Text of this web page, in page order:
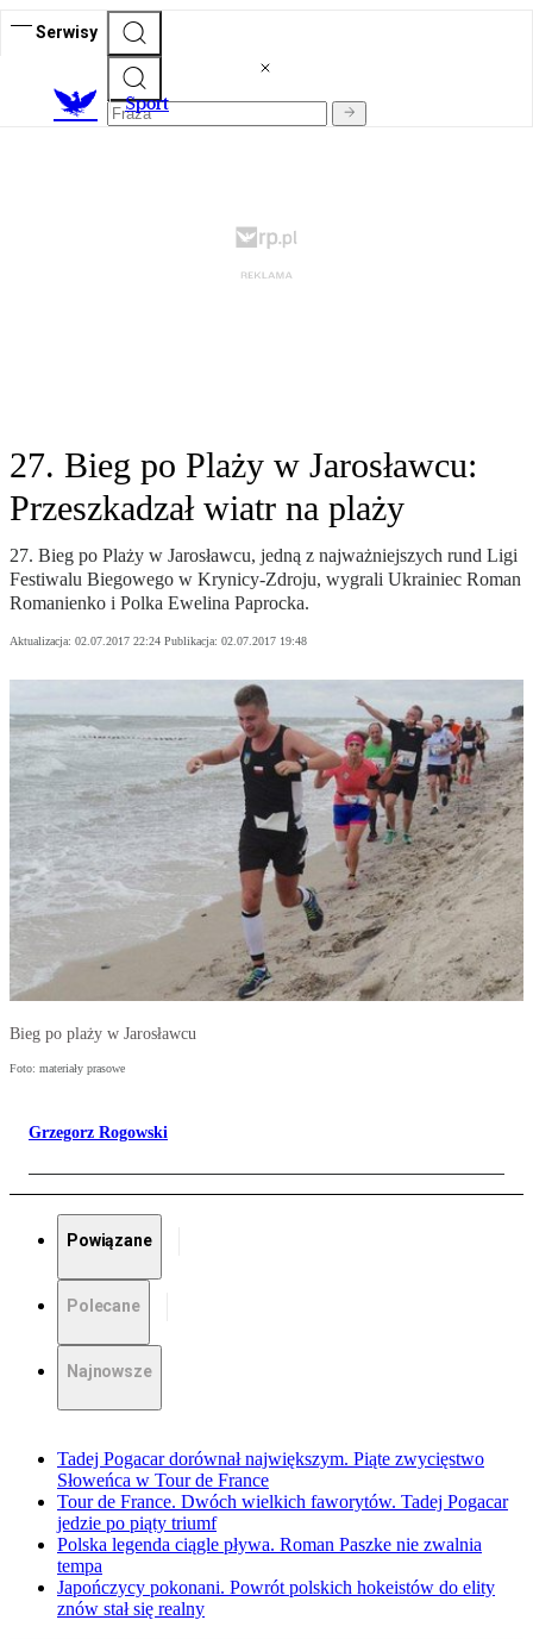
Serwisy
Sport
27. Bieg po Plaży w Jarosławcu:
Przeszkadzał wiatr na plaży
27. Bieg po Plaży w Jarosławcu, jedną z najważniejszych rund Ligi
Festiwalu Biegowego w Krynicy-Zdroju, wygrali Ukrainiec Roman
Romanienko i Polka Ewelina Paprocka.
Aktualizacja: 02.07.2017 22:24 Publikacja: 02.07.2017 19:48
Bieg po plaży w Jarosławcu
Foto: materiały prasowe
Grzegorz Rogowski
Powiązane
Polecane
Najnowsze
Tadej Pogacar dorównał największym. Piąte zwycięstwo
Słoweńca w Tour de France
Tour de France. Dwóch wielkich faworytów. Tadej Pogacar
jedzie po piąty triumf
Polska legenda ciągle pływa. Roman Paszke nie zwalnia
tempa
Japończycy pokonani. Powrót polskich hokeistów do elity
znów stał się realny